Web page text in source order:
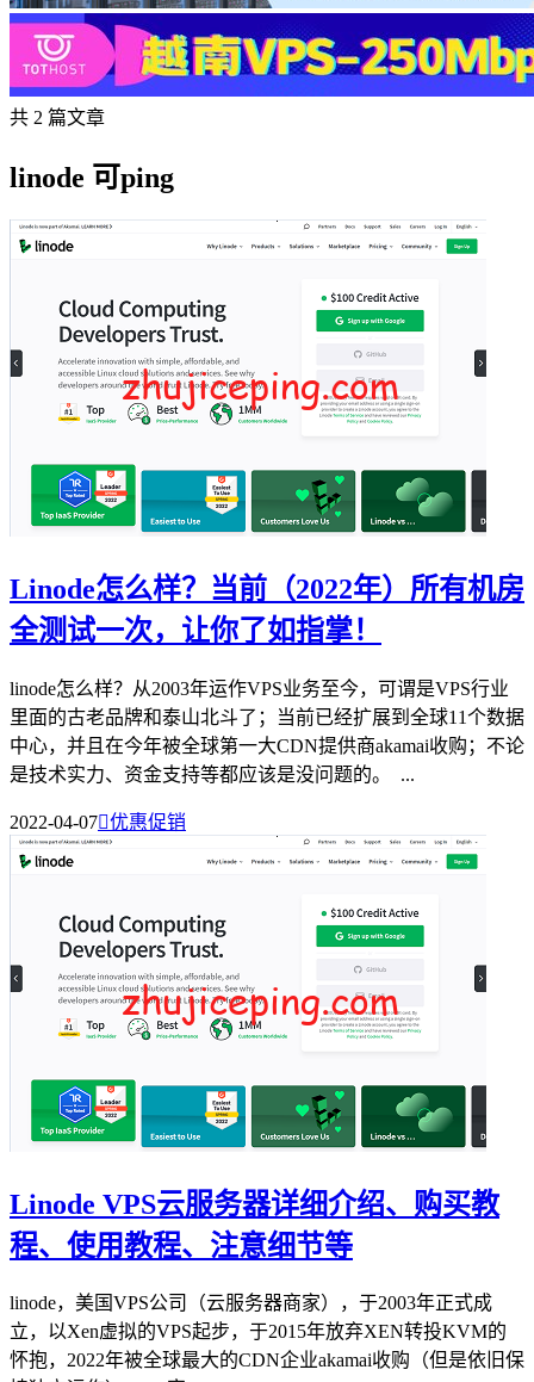
共 2 篇文章
linode 可ping
Linode怎么样？当前（2022年）所有机房
全测试一次，让你了如指掌！
linode怎么样？从2003年运作VPS业务至今，可谓是VPS行业
里面的古老品牌和泰山北斗了；当前已经扩展到全球11个数据
中心，并且在今年被全球第一大CDN提供商akamai收购；不论
是技术实力、资金支持等都应该是没问题的。 ...
2022-04-07优惠促销
Linode VPS云服务器详细介绍、购买教
程、使用教程、注意细节等
linode，美国VPS公司（云服务器商家），于2003年正式成
立，以Xen虚拟的VPS起步，于2015年放弃XEN转投KVM的
怀抱，2022年被全球最大的CDN企业akamai收购（但是依旧保